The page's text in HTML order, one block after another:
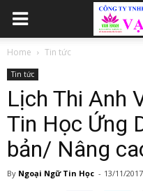
Home Tin tức
Tin tức
Lịch Thi Anh
Tin Học Ứng
bản/ Nâng
By Ngoại Ngữ Tin Học - 13/11/2017